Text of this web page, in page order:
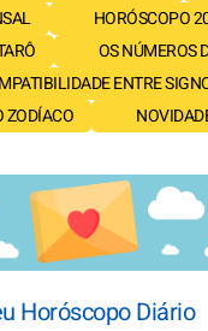
HORÓSCOPO
OS NÚMEROS
ENTRE
ZODÍACO
Horóscopo Diário